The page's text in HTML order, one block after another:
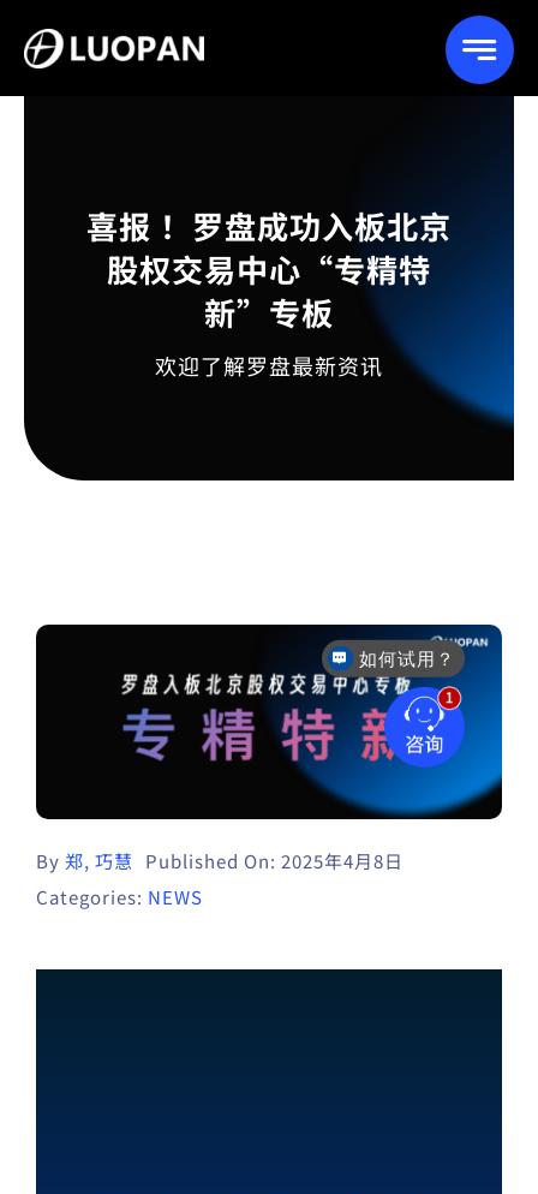
content
喜报 ！罗盘成功入板北京
股权交易中心“专精特
新”专板
欢迎了解罗盘最新资讯
By 郑, 巧慧
Published On: 2025年4月8日
Categories: NEWS
如何试用？
售后咨询